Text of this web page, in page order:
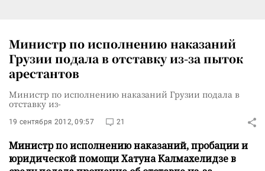
Министр по исполнению наказаний
Грузии подала в отставку из-за пыток
арестантов
Министр по исполнению наказаний Грузии подала в
отставку из-
19 сентября 2012, 09:57 21
Министр по исполнению наказаний, пробации и
юридической помощи Хатуна Калмахелидзе в